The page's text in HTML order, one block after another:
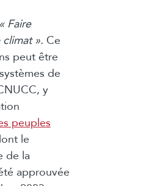
« Faire
». Ce
peut être
de
y
peuples
le
de la
approuvée